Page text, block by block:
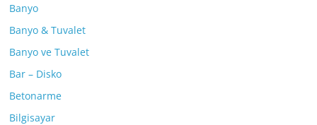
Banyo
Banyo & Tuvalet
Banyo ve Tuvalet
Bar – Disko
Betonarme
Bilgisayar